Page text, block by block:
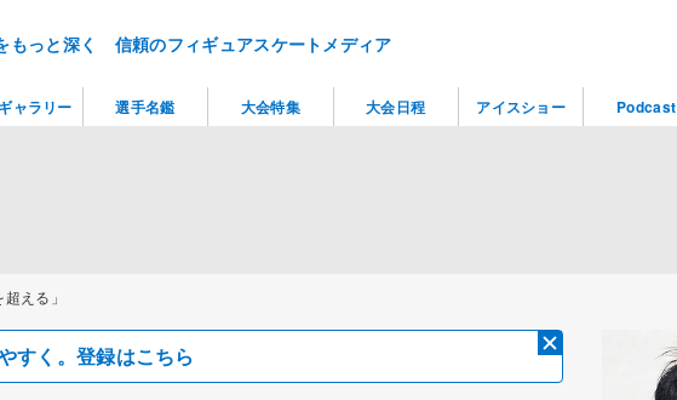
もっと深く 信頼のフィギュアスケートメディア
える」
すく。登録はこちら
ャラリー 選手名鑑 大会特集 大会日程 アイスショー Podcast